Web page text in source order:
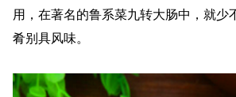
用，在著名的鲁系菜九转大肠中，就少
肴别具风味。